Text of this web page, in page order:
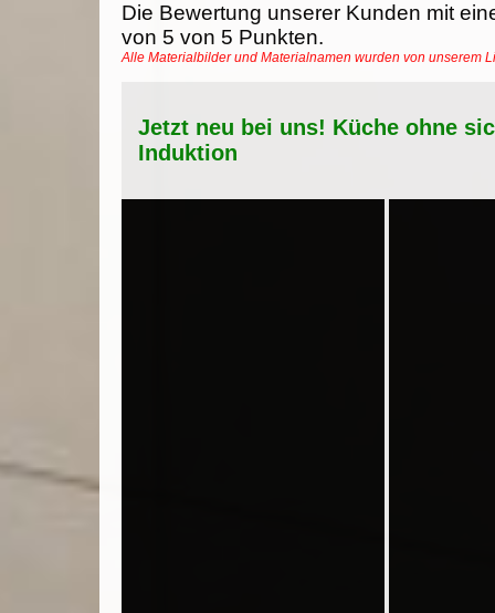
Die Bewertung unserer Kunden mit
von 5 von 5 Punkten.
Alle Materialbilder und Materialnamen wurden von unserem
Jetzt neu bei uns! Küche ohne
Induktion